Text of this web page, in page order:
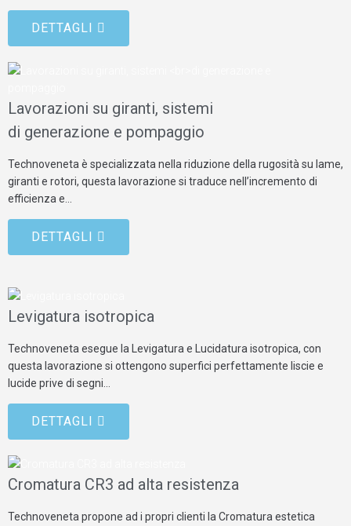
DETTAGLI
Lavorazioni su giranti, sistemi
di generazione e pompaggio
Technoveneta è specializzata nella riduzione della rugosità su lame,
giranti e rotori, questa lavorazione si traduce nell’incremento di
efficienza e…
DETTAGLI
Levigatura isotropica
Technoveneta esegue la Levigatura e Lucidatura isotropica, con
questa lavorazione si ottengono superfici perfettamente liscie e
lucide prive di segni…
DETTAGLI
Cromatura CR3 ad alta resistenza
Technoveneta propone ad i propri clienti la Cromatura estetica